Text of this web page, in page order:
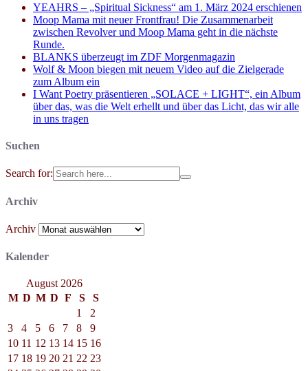
YEAHRS – „Spiritual Sickness“ am 1. März 2024 erschienen
Moop Mama mit neuer Frontfrau! Die Zusammenarbeit
zwischen Revolver und Moop Mama geht in die nächste
Runde.
BLANKS überzeugt im ZDF Morgenmagazin
Wolf & Moon biegen mit neuem Video auf die Zielgerade
zum Album ein
I Want Poetry präsentieren „SOLACE + LIGHT“, ein Album
über das, was die Welt erhellt und über das Licht, das wir alle
in uns tragen
Suchen
Search for:
Archiv
Archiv
Kalender
August 2026
M D M D F S
S
1
2
3
4 5 6 7 8
9
10 11 12 13 14 15 16
17 18 19 20 21 22 23